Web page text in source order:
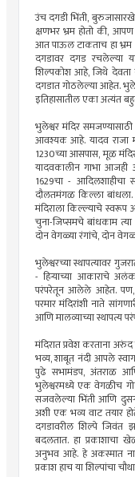
उंच दगडी भिंती, बुरुजासारखे
क्षणभर भ्रम होतो की,
आत पाऊल टाकताच हा
दगडावर दगड रचलेल्या
शिल्पकोश आहे, जिथे देवता
दगडात गोठलेल्या आहेत.
इतिहासातील एका अत्यंत
भुलेश्वर मंदिर
आवश्यक आहे. यादव राजा
1230च्या आसपास, मूळ
यादवकालीन गाभा
1629चा - आदिलशाहीचा
दौलतमंगळ किल्ला बांधला.
मंदिराला किल्ल्याचे
चुना-जिप्समचे बांधकाम
दोन वेगळ्या रंगांचे, दोन
भुलेश्वरच्या स्थापत्यावर
- हिऱ्याच्या आकाराचे
परंपरेतून आलेले आहेत. पण,
परमार मंदिरांशी नाते
आणि मालव्याच्या स्थापत्य
मंदिरात प्रवेश करताना
भव्य, शाबूत नंदी आपले
पुढे सभामंडप, अंतराळ
भुलेश्वरमध्ये एक वेगळीच
सजवलेल्या भिंती आणि
अशी एक भव्य वाट तयार
दगडावरील शिल्पे जिवंत
बदलतात. हा प्रकाशाचा
अनुभव आहे. हे अकस्मात
प्रकाश हाच या शिल्पांचा